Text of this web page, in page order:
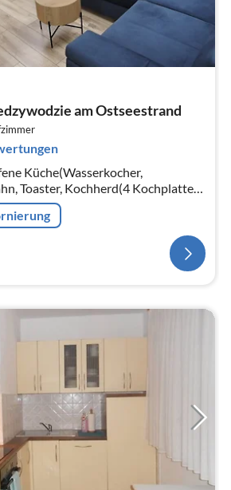
am Ostseestrand
Küche(Wasserkocher,
Toaster, Kochherd(4 Kochplatten,